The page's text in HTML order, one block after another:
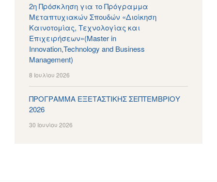
2η Πρόσκληση για το Πρόγραμμα
Μεταπτυχιακών Σπουδών «Διοίκηση
Καινοτομίας, Τεχνολογίας και
Επιχειρήσεων»(Master in
Innovation,Technology and Business
Management)
8 Ιουλίου 2026
ΠΡΟΓΡΑΜΜΑ ΕΞΕΤΑΣΤΙΚΗΣ ΣΕΠΤΕΜΒΡΙΟΥ
2026
30 Ιουνίου 2026